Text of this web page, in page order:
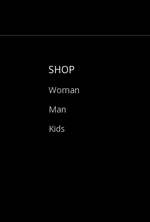
SHOP
Woman
Man
Kids